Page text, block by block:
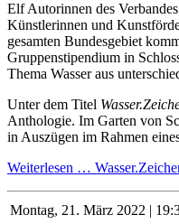
Elf Autorinnen des
Künstlerinnen und
gesamten Bundesgebiet
Gruppenstipendium in
Thema Wasser aus
Unter dem Titel
Anthologie. Im Garten von
in Auszügen im Rahmen
Weiterlesen …
Montag, 21. März 2022 |